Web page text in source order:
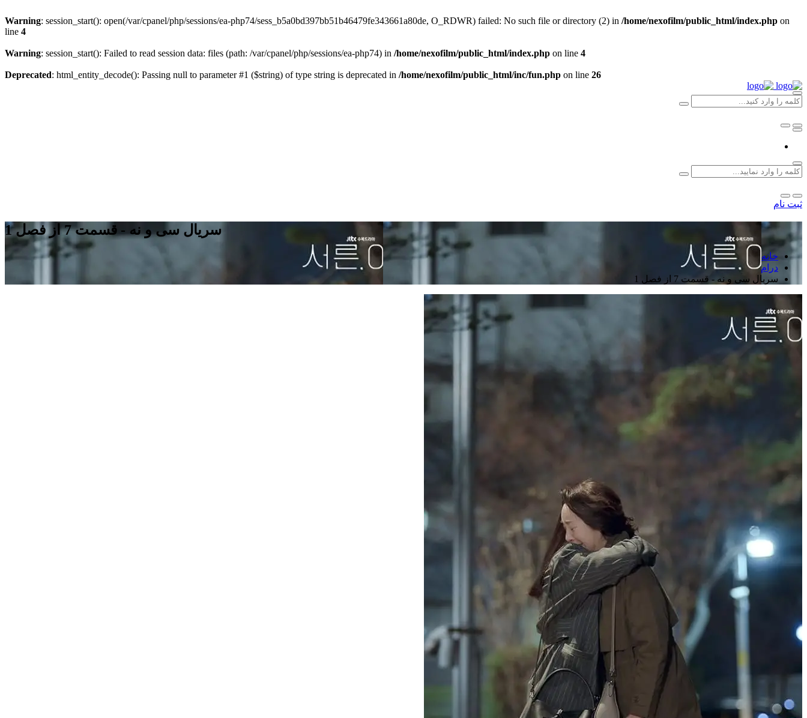
Warning: session_start(): open(/var/cpanel/php/sessions/ea-php74/sess_b5a0bd397bb51b46479fe343661a80de, O_RDWR) failed: No such file or directory (2) in /home/nexofilm/public_html/index.php on
line 4
Warning: session_start(): Failed to read session data: files (path: /var/cpanel/php/sessions/ea-php74) in /home/nexofilm/public_html/index.php on line 4
Deprecated: html_entity_decode(): Passing null to parameter #1 ($string) of type string is deprecated in /home/nexofilm/public_html/inc/fun.php on line 26
ثبت نام
سریال سی و نه - قسمت 7 از فصل 1
خانه
درام
سریال سی و نه - قسمت 7 از فصل 1